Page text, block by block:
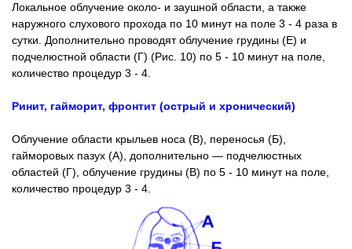
Локальное облучение около- и заушной области, а также
наружного слухового прохода по 10 минут на поле 3 - 4 раза в
сутки. Дополнительно проводят облучение грудины (Е) и
подчелюстной области (Г) (Рис. 10) по 5 - 10 минут на поле,
количество процедур 3 - 4.
Ринит, гайморит, фронтит (острый и хронический)
Облучение области крыльев носа (В), переносья (Б),
гайморовых пазух (А), дополнительно — подчелюстных
областей (Г), облучение грудины (В) по 5 - 10 минут на поле,
количество процедур 3 - 4.